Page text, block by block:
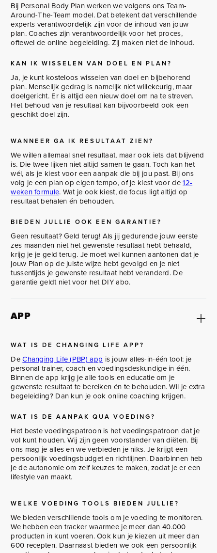
Bij Personal Body Plan werken we volgens ons Team-
Around-The-Team model. Dat betekent dat verschillende
experts verantwoordelijk zijn voor de inhoud van jouw
plan. Coaches zijn verantwoordelijk voor het proces,
oftewel de online begeleiding. Zij maken niet de inhoud.
KAN IK WISSELEN VAN DOEL EN PLAN?
Ja, je kunt kosteloos wisselen van doel en bijbehorend
plan. Menselijk gedrag is namelijk niet willekeurig, maar
doelgericht. Er is altijd een nieuw doel om na te streven.
Het behoud van je resultaat kan bijvoorbeeld ook een
geschikt doel zijn.
WANNEER GA IK RESULTAAT ZIEN?
We willen allemaal snel resultaat, maar ook iets dat blijvend
is. Die twee lijken niet altijd samen te gaan. Toch kan het
wél, als je kiest voor een aanpak die bij jou past. Bij ons
volg je een plan op eigen tempo, of je kiest voor de12-
weken formule. Wat je ook kiest, de focus ligt altijd op
resultaat behalen én behouden.
BIEDEN JULLIE OOK EEN GARANTIE?
Geen resultaat? Geld terug! Als jij gedurende jouw eerste
zes maanden niet het gewenste resultaat hebt behaald,
krijg je je geld terug. Je moet wel kunnen aantonen dat je
jouw Plan op de juiste wijze hebt gevolgd en je niet
tussentijds je gewenste resultaat hebt veranderd. De
garantie geldt niet voor het DIY abo.
APP
WAT IS DE CHANGING LIFE APP?
DeChanging Life (PBP) app is jouw alles-in-één tool: je
personal trainer, coach en voedingsdeskundige in één.
Binnen de app krijg je alle tools en educatie om je
gewenste resultaat te bereiken én te behouden. Wil je extra
begeleiding? Dan kun je ook online coaching krijgen.
WAT IS DE AANPAK QUA VOEDING?
Het beste voedingspatroon is het voedingspatroon dat je
vol kunt houden. Wij zijn geen voorstander van diëten. Bij
ons mag je alles en we verbieden je niks. Je krijgt een
persoonlijk voedingsbudget en richtlijnen. Daarbinnen heb
je de autonomie om zelf keuzes te maken, zodat je er een
lifestyle van maakt.
WELKE VOEDING TOOLS BIEDEN JULLIE?
We bieden verschillende tools om je voeding te monitoren.
We hebben een tracker waarmee je meer dan 40.000
producten in kunt voeren. Ook kun je kiezen uit meer dan
600 recepten. Daarnaast bieden we ook een persoonlijk